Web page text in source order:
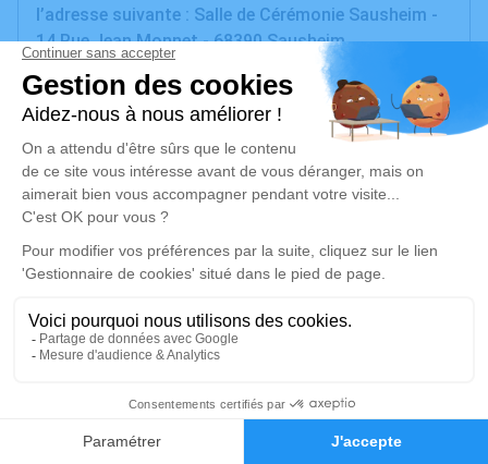
Faire-part Hommages
l’adresse suivante : Salle de Cérémonie Sausheim -
14 Rue Jean Monnet - 68390 Sausheim.
Nous vous invitons à utiliser cet espace pour
laisser vos condoléances, partager des photos
souvenirs, une anecdote ou exprimer vos pensées à
travers des poèmes ou des textes. Cet endroit est
un lieu d'expression dédié à honorer la mémoire de
Michèle PIERRET.
Je rends hommage
Cérémonie
Salle de Cérémonie de Sausheim
68390 Sausheim